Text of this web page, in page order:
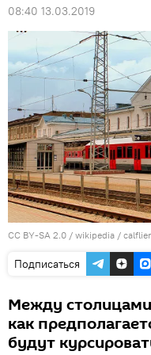
08:40 13.03.2019
CC BY-SA 2.0 / wikipedia /
Подписаться
Между
как
будут